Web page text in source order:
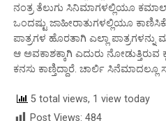
ನಂತ್ರ ತೆಲುಗು ಸಿನಿಮಾಗಳಲ್ಲಿಯೂ
ಒಂದಷ್ಟು ಜಾಹೀರಾತುಗಳಲ್ಲಿಯೂ
ಪಾತ್ರಗಳ ಹೊರತಾಗಿ ಎಲ್ಲಾ
ಆ ಅವಕಾಶಕ್ಕಾಗಿ ಎದುರು ನೋಡುತ್ತಿರುವ
ಕನಸು ಕಾಣ್ತಿದ್ದಾರೆ. ಚಾರ್ಲಿ ಸಿನೆಮಾದಲ್ಲೂ
5 total views, 1 view today
Post Views: 484